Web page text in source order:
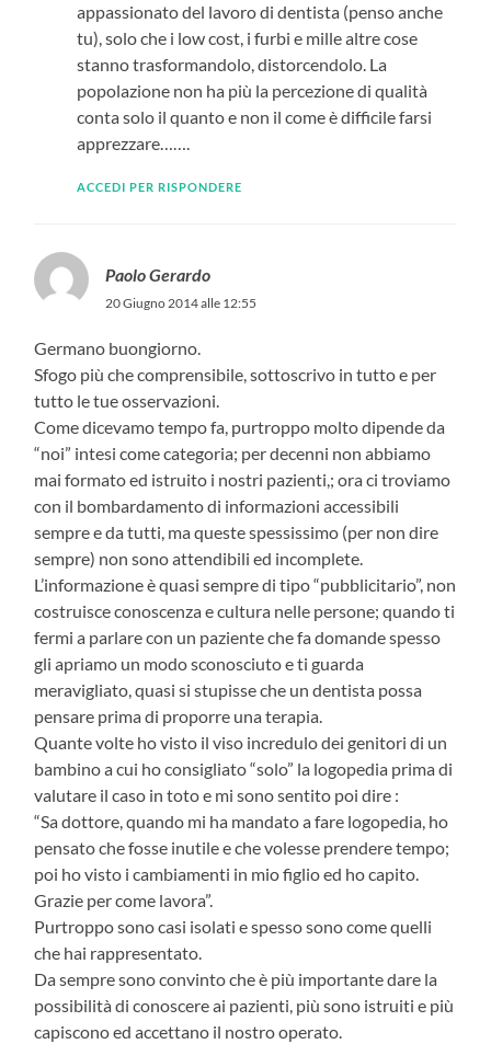
appassionato del lavoro di dentista (penso anche
tu), solo che i low cost, i furbi e mille altre cose
stanno trasformandolo, distorcendolo. La
popolazione non ha più la percezione di qualità
conta solo il quanto e non il come è difficile farsi
apprezzare…….
ACCEDI PER RISPONDERE
Paolo Gerardo
20 Giugno 2014 alle 12:55
Germano buongiorno.
Sfogo più che comprensibile, sottoscrivo in tutto e per
tutto le tue osservazioni.
Come dicevamo tempo fa, purtroppo molto dipende da
“noi” intesi come categoria; per decenni non abbiamo
mai formato ed istruito i nostri pazienti,; ora ci troviamo
con il bombardamento di informazioni accessibili
sempre e da tutti, ma queste spessissimo (per non dire
sempre) non sono attendibili ed incomplete.
L’informazione è quasi sempre di tipo “pubblicitario”, non
costruisce conoscenza e cultura nelle persone; quando ti
fermi a parlare con un paziente che fa domande spesso
gli apriamo un modo sconosciuto e ti guarda
meravigliato, quasi si stupisse che un dentista possa
pensare prima di proporre una terapia.
Quante volte ho visto il viso incredulo dei genitori di un
bambino a cui ho consigliato “solo” la logopedia prima di
valutare il caso in toto e mi sono sentito poi dire :
“Sa dottore, quando mi ha mandato a fare logopedia, ho
pensato che fosse inutile e che volesse prendere tempo;
poi ho visto i cambiamenti in mio figlio ed ho capito.
Grazie per come lavora”.
Purtroppo sono casi isolati e spesso sono come quelli
che hai rappresentato.
Da sempre sono convinto che è più importante dare la
possibilità di conoscere ai pazienti, più sono istruiti e più
capiscono ed accettano il nostro operato.